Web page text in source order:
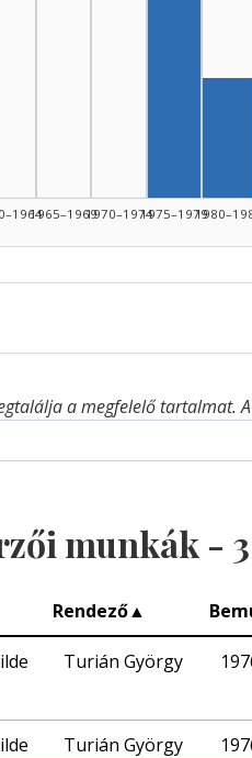
1965–19691970–19741975–1979
a megfelelő tartalmat.
munkák - 3
Rendező▲
Turián György
Turián György